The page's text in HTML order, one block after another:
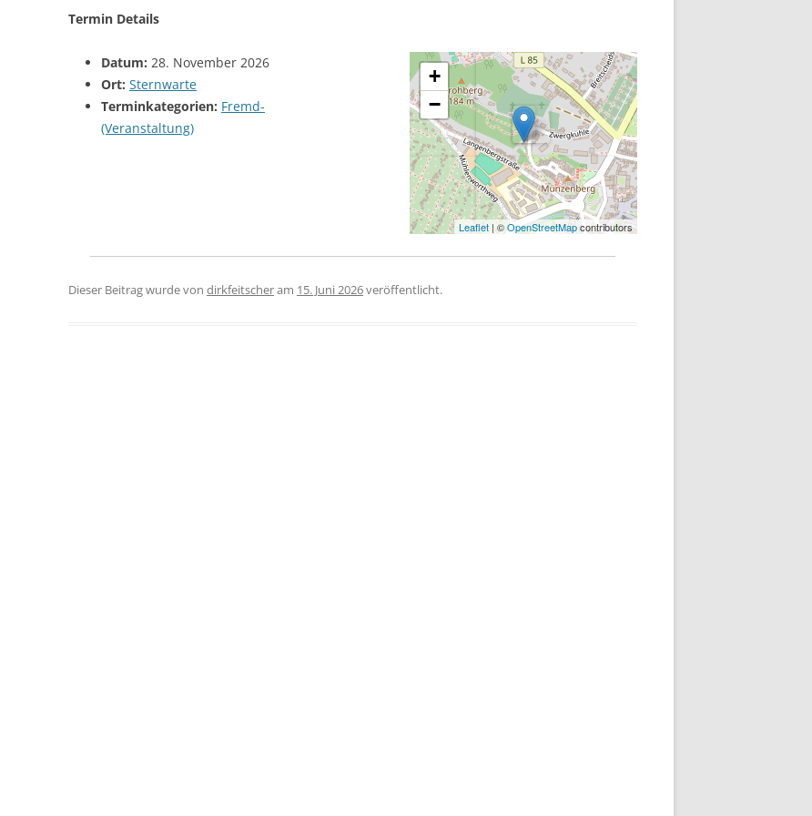
Termin Details
Datum: 28. November 2026
Ort: Sternwarte
Terminkategorien: Fremd-
(Veranstaltung)
+
−
Leaflet | ©OpenStreetMapcontributors
Dieser Beitrag wurdevondirkfeitscheram 15. Juni 2026veröffentlicht.